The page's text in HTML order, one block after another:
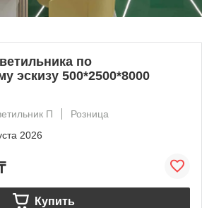
по
эскизу 500*2500*8000
П
Розница
2026
Купить